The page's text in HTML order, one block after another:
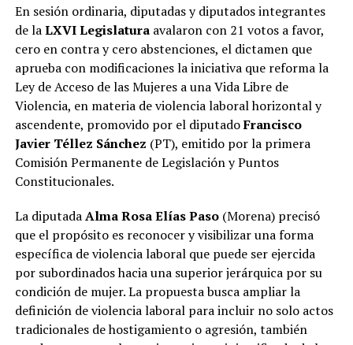
En sesión ordinaria, diputadas y diputados integrantes
de laLXVI Legislaturaavalaron con 21 votos a favor,
cero en contra y cero abstenciones, el dictamen que
aprueba con modificaciones la iniciativa que reforma la
Ley de Acceso de las Mujeres a una Vida Libre de
Violencia, en materia de violencia laboral horizontal y
ascendente, promovido por el diputadoFrancisco
Javier Téllez Sánchez (PT), emitido por la primera
Comisión Permanente de Legislación y Puntos
Constitucionales.
La diputadaAlma Rosa Elías Paso(Morena) precisó
que el propósito es reconocer y visibilizar una forma
específica de violencia laboral que puede ser ejercida
por subordinados hacia una superior jerárquica por su
condición de mujer. La propuesta busca ampliar la
definición de violencia laboral para incluir no solo actos
tradicionales de hostigamiento o agresión, también